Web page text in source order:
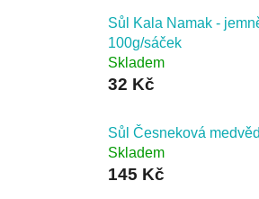
Sůl Kala Namak -
100g/sáček
Skladem
32 Kč
Sůl Česneková
Skladem
145 Kč